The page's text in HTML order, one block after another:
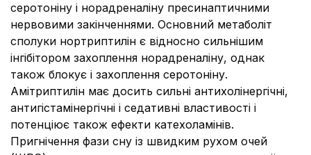
серотоніну і норадреналіну пресинаптичними
нервовими закінченнями. Основний метаболіт
сполуки нортриптилін є відносно сильнішим
інгібітором захоплення норадреналіну, однак
також блокує і захоплення серотоніну.
Амітриптилін має досить сильні антихолінергічні,
антигістамінергічні і седативні властивості і
потенціює також ефекти катехоламінів.
Пригнічення фази сну із швидким рухом очей